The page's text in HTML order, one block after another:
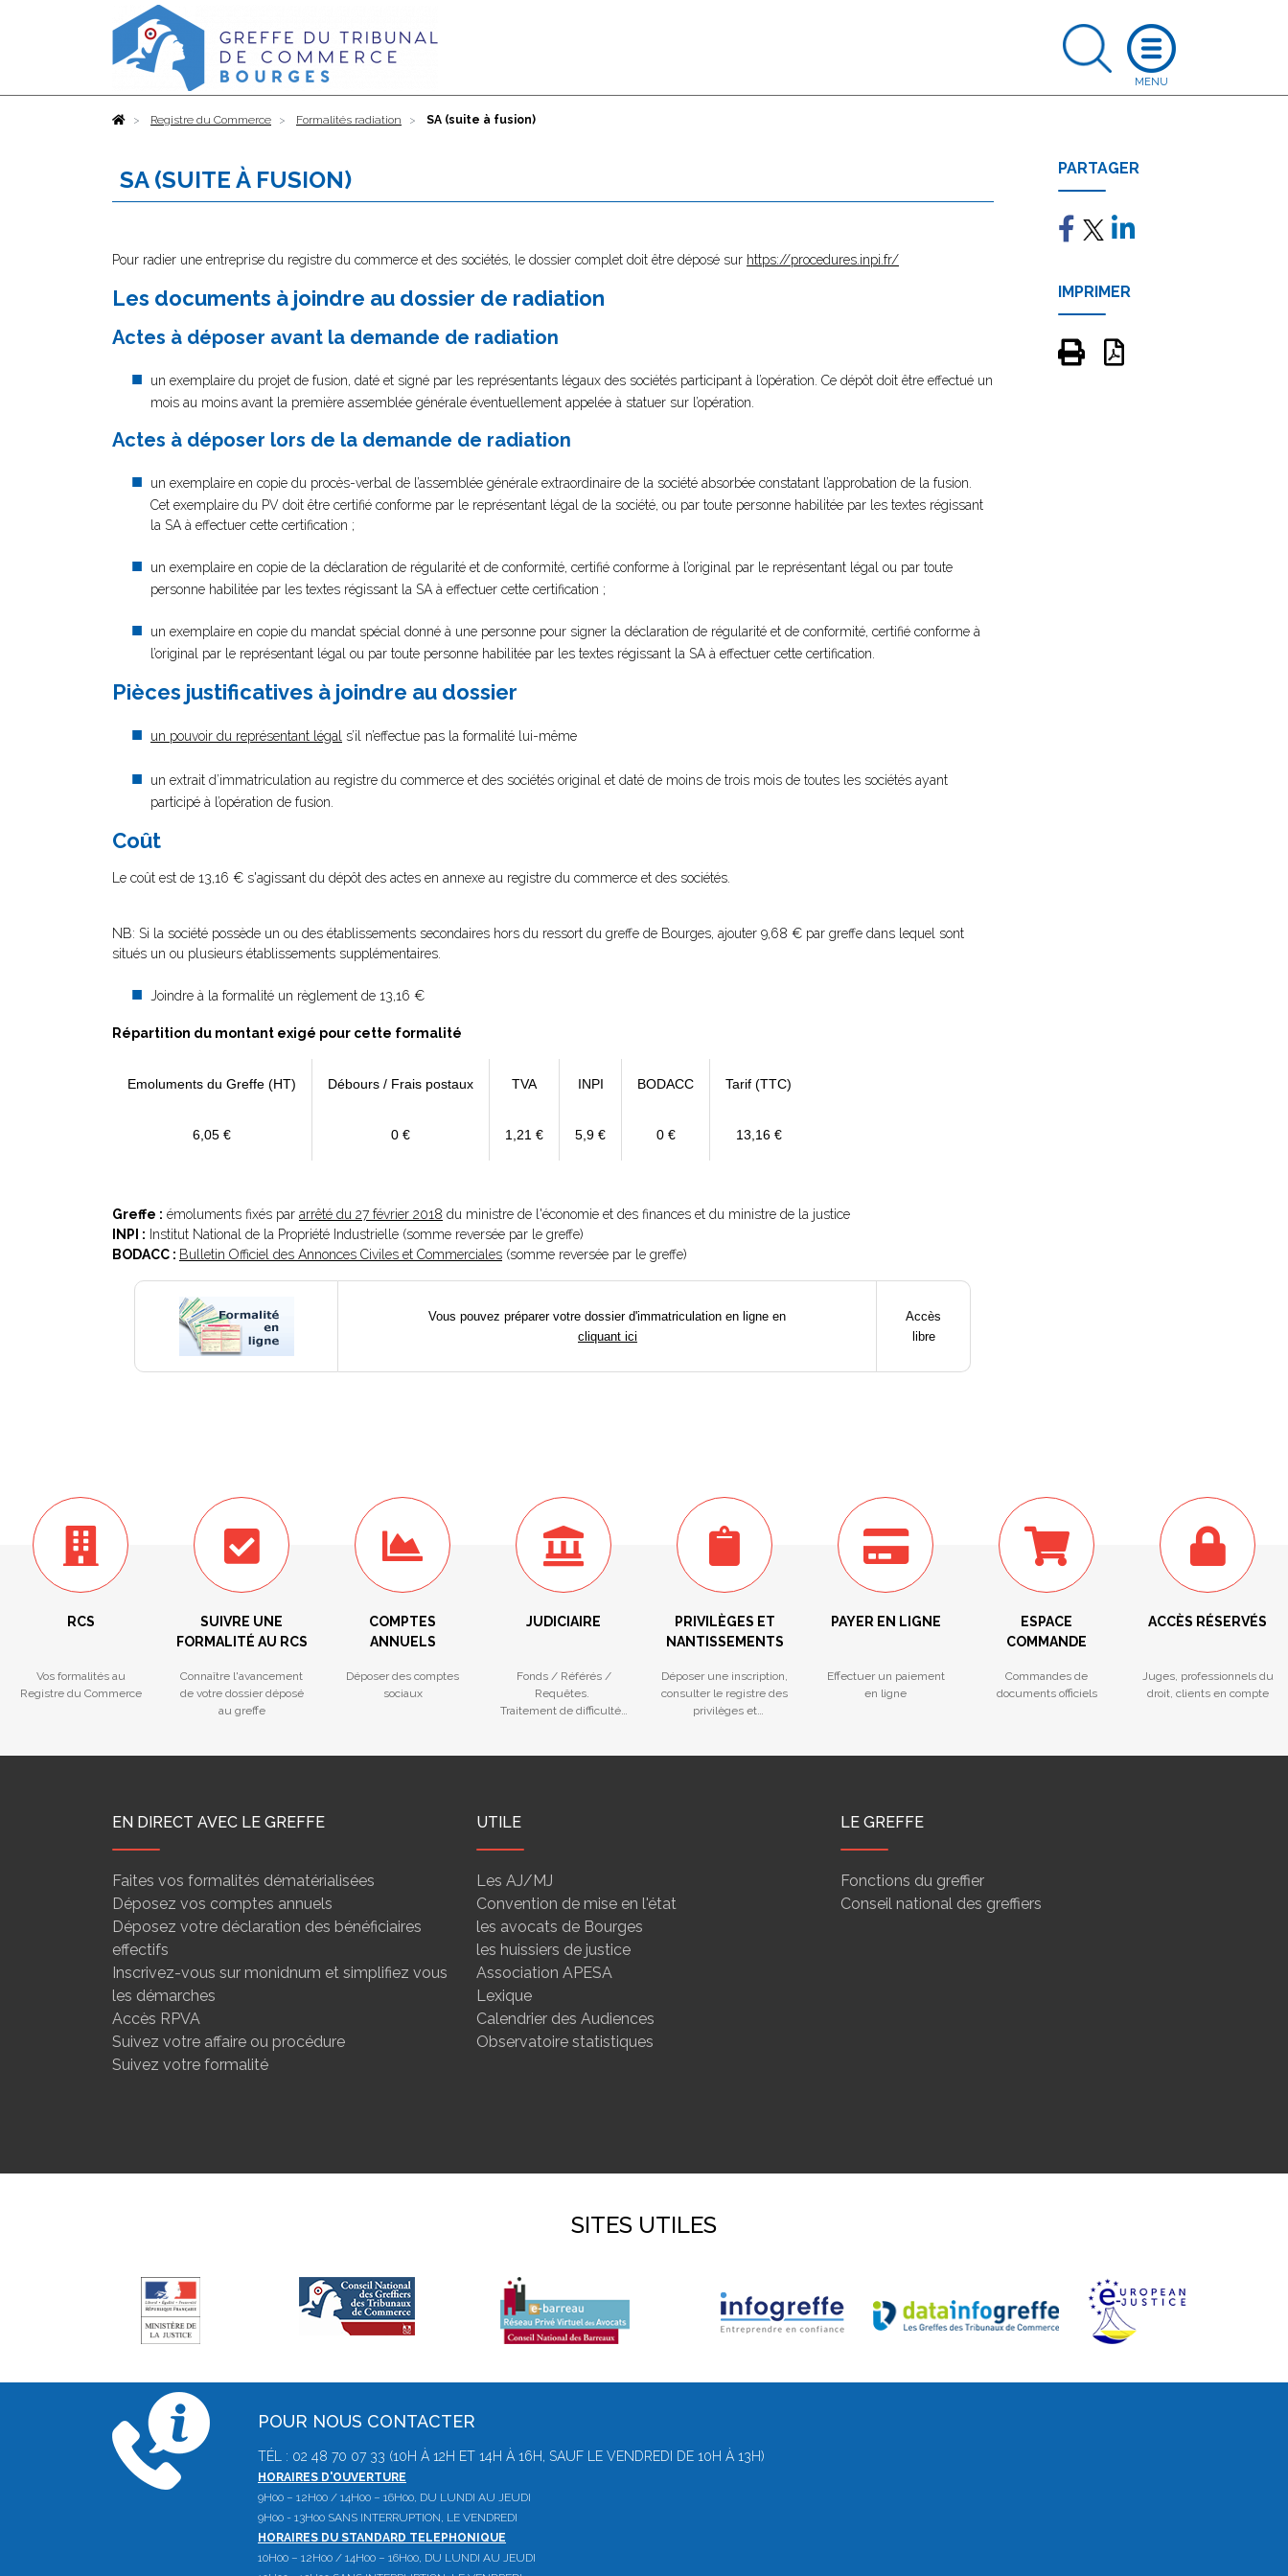
AccueilRegistre du Commerce Formalités radiation SA (suite à fusion)
SA (SUITE À FUSION)
Pour radier une entreprise du registre du commerce et des sociétés, le dossier complet doit être déposé sur https://procedures.inpi.fr/
Les documents à joindre au dossier de radiation
Actes à déposer avant la demande de radiation
un exemplaire du projet de fusion, daté et signé par les représentants légaux des sociétés participant à l’opération. Ce dépôt doit être effectué un
mois au moins avant la première assemblée générale éventuellement appelée à statuer sur l’opération.
Actes à déposer lors de la demande de radiation
un exemplaire en copie du procès-verbal de l’assemblée générale extraordinaire de la société absorbée constatant l’approbation de la fusion.
Cet exemplaire du PV doit être certifié conforme par le représentant légal de la société, ou par toute personne habilitée par les textes régissant
la SA à effectuer cette certification ;
un exemplaire en copie de la déclaration de régularité et de conformité, certifié conforme à l’original par le représentant légal ou par toute
personne habilitée par les textes régissant la SA à effectuer cette certification ;
un exemplaire en copie du mandat spécial donné à une personne pour signer la déclaration de régularité et de conformité, certifié conforme à
l’original par le représentant légal ou par toute personne habilitée par les textes régissant la SA à effectuer cette certification.
Pièces justificatives à joindre au dossier
un pouvoir du représentant légal s’il n’effectue pas la formalité lui-même
un extrait d’immatriculation au registre du commerce et des sociétés original et daté de moins de trois mois de toutes les sociétés ayant
participé à l’opération de fusion.
Coût
Le coût est de 13,16 € s'agissant du dépôt des actes en annexe au registre du commerce et des sociétés.
NB: Si la société possède un ou des établissements secondaires hors du ressort du greffe de Bourges, ajouter 9,68 € par greffe dans lequel sont
situés un ou plusieurs établissements supplémentaires.
Joindre à la formalité un règlement de 13,16 €
Répartition du montant exigé pour cette formalité
Emoluments du Greffe (HT) Débours / Frais postaux TVA INPI BODACC Tarif (TTC)
6,05 € 0 € 1,21 € 5,9 € 0 € 13,16 €
Greffe : émoluments fixés par arrêté du 27 février 2018 du ministre de l'économie et des finances et du ministre de la justice
INPI : Institut National de la Propriété Industrielle (somme reversée par le greffe)
BODACC : Bulletin Officiel des Annonces Civiles et Commerciales (somme reversée par le greffe)
Vous pouvez préparer votre dossier d'immatriculation en ligne en
cliquant ici
Accès
libre
PARTAGER
IMPRIMER
RCS
Vos formalités au
Registre du Commerce
SUIVRE UNE
FORMALITÉ AU RCS
Connaître l'avancement
de votre dossier déposé
au greffe
COMPTES
ANNUELS
Déposer des comptes
sociaux
JUDICIAIRE
Fonds / Référés /
Requêtes.
Traitement de difficultés
PRIVILÈGES ET
NANTISSEMENTS
Déposer une inscription,
consulter le registre des
privilèges et
PAYER EN LIGNE
Effectuer un paiement
en ligne
ESPACE
COMMANDE
Commandes de
documents officiels
ACCÈS RÉSERVÉS
Juges, professionnels du
droit, clients en compte
EN DIRECT AVEC LE GREFFE
Faites vos formalités dématérialisées
Déposez vos comptes annuels
Déposez votre déclaration des bénéficiaires
effectifs
Inscrivez-vous sur monidnum et simplifiez vous
les démarches
Accès RPVA
Suivez votre affaire ou procédure
Suivez votre formalité
UTILE
Les AJ/MJ
Convention de mise en l'état
les avocats de Bourges
les huissiers de justice
Association APESA
Lexique
Calendrier des Audiences
Observatoire statistiques
LE GREFFE
Fonctions du greffier
Conseil national des greffiers
SITES UTILES
POUR NOUS CONTACTER
TÉL : 02 48 70 07 33 (10H À 12H ET 14H À 16H, SAUF LE VENDREDI DE 10H À 13H)
HORAIRES D'OUVERTURE
9H00 – 12H00 / 14H00 – 16H00, DU LUNDI AU JEUDI
9H00 - 13H00 SANS INTERRUPTION, LE VENDREDI
HORAIRES DU STANDARD TELEPHONIQUE
10H00 – 12H00 / 14H00 – 16H00, DU LUNDI AU JEUDI